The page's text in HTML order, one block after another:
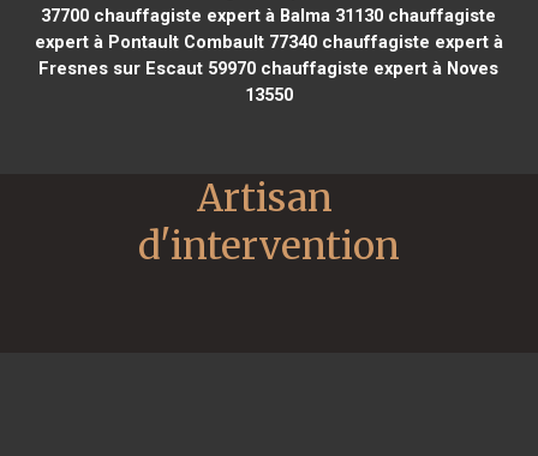
37700 chauffagiste expert à Balma 31130 chauffagiste
expert à Pontault Combault 77340chauffagiste expert à
Fresnes sur Escaut 59970 chauffagiste expert à Noves
13550
Artisan
d'intervention